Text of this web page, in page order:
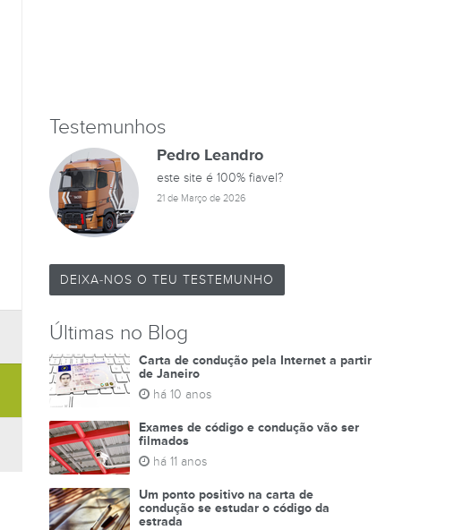
Testemunhos
Pedro Leandro
este site é 100% fiavel?
21 de Março de 2026
DEIXA-NOS O TEU TESTEMUNHO
Últimas no Blog
Carta de condução pela Internet a partir
de Janeiro
há 10 anos
Exames de código e condução vão ser
filmados
há 11 anos
Um ponto positivo na carta de
condução se estudar o código da
estrada